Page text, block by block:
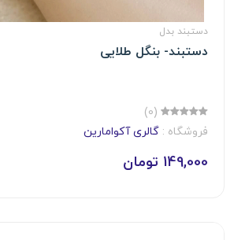
دستبند بدل
دستبند- بنگل طلایی
(0)
فروشگاه : گالری آکوامارین
149,000 تومان